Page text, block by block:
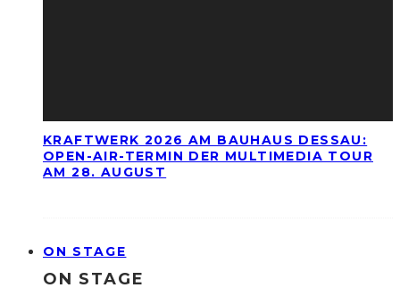
KRAFTWERK 2026 AM BAUHAUS DESSAU:
OPEN-AIR-TERMIN DER MULTIMEDIA TOUR
AM 28. AUGUST
ON STAGE
ON STAGE